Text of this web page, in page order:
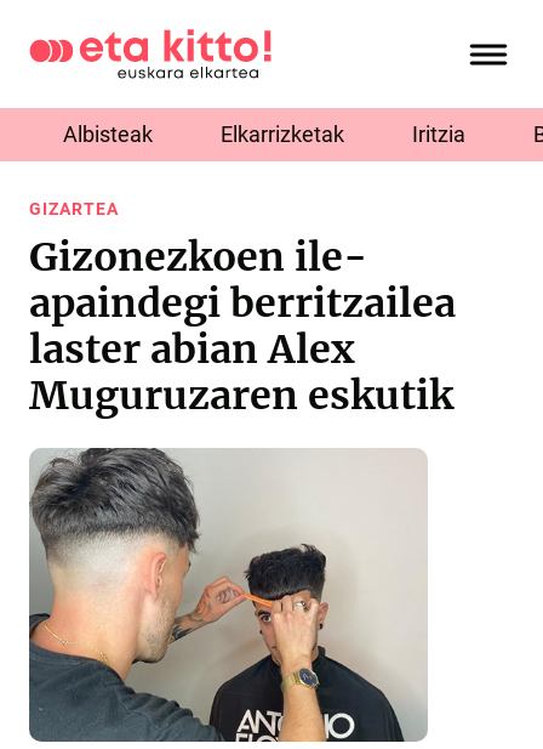
Albisteak Elkarrizketak Iritzia
GIZARTEA
Gizonezkoen ile-
apaindegi berritzailea
laster abian Alex
Muguruzaren eskutik